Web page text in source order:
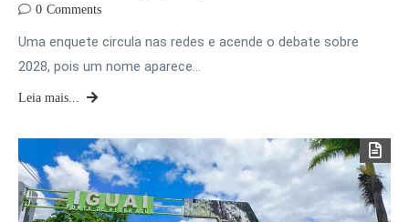
0 Comments
Uma enquete circula nas redes e acende o debate sobre
2028, pois um nome aparece…
Leia mais...